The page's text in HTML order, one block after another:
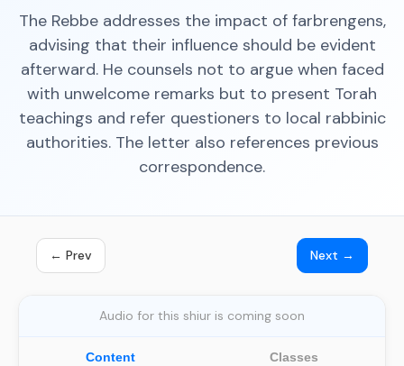
The Rebbe addresses the impact of farbrengens,
advising that their influence should be evident
afterward. He counsels not to argue when faced
with unwelcome remarks but to present Torah
teachings and refer questioners to local rabbinic
authorities. The letter also references previous
correspondence.
← Prev Next →
Audio for this shiur is coming soon
Content Classes